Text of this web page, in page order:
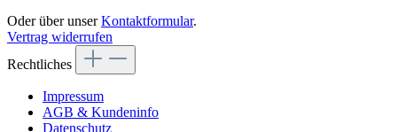
Oder über unserKontaktformular.
Vertrag widerrufen
Rechtliches
Impressum
AGB & Kundeninfo
Datenschutz